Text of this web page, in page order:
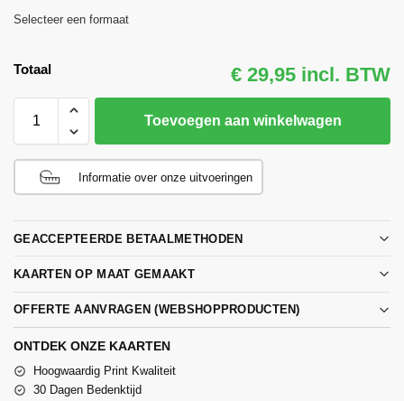
Selecteer een formaat
Totaal € 29,95 incl. BTW
Toevoegen aan winkelwagen
Informatie over onze uitvoeringen
GEACCEPTEERDE BETAALMETHODEN
KAARTEN OP MAAT GEMAAKT
OFFERTE AANVRAGEN (WEBSHOPPRODUCTEN)
ONTDEK ONZE KAARTEN
Hoogwaardig Print Kwaliteit
30 Dagen Bedenktijd